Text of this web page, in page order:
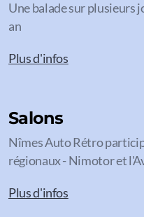
Une balade sur plusieurs
an
Plus d'infos
Salons
Nîmes Auto Rétro
régionaux - Nimotor et
Plus d'infos